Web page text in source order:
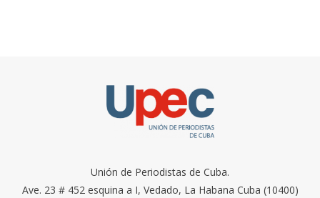
Unión de Periodistas de Cuba.
Ave. 23 # 452 esquina a I, Vedado, La Habana Cuba (10400)